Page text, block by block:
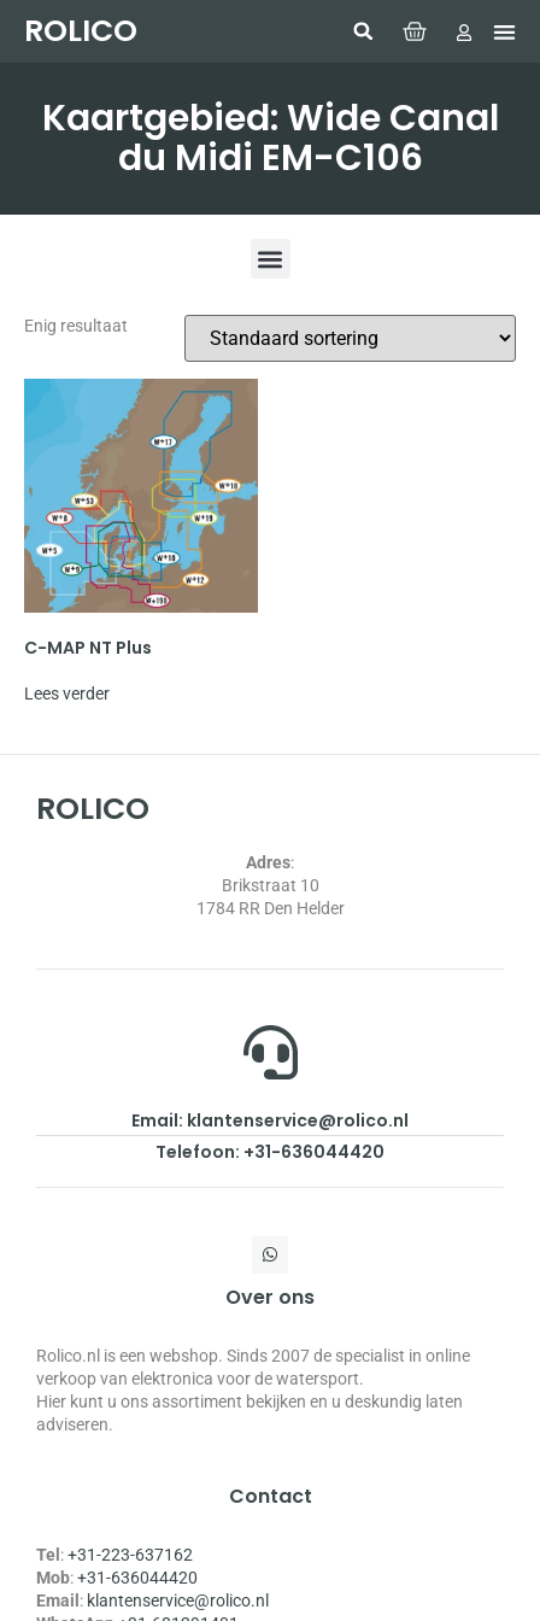
ROLICO
Kaartgebied: Wide Canal
du Midi EM-C106
Enig resultaat
C-MAP NT Plus
Lees verder
ROLICO
Adres:
Brikstraat 10
1784 RR Den Helder
Email: klantenservice@rolico.nl
Telefoon: +31-636044420
Over ons
Rolico.nl is een webshop. Sinds 2007 de specialist in online
verkoop van elektronica voor de watersport.
Hier kunt u ons assortiment bekijken en u deskundig laten
adviseren.
Contact
Tel :+31-223-637162
Mob:+31-636044420
Email : klantenservice@rolico.nl